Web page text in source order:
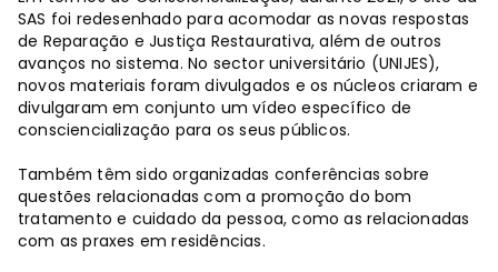
SAS foi redesenhado para acomodar as novas respostas
de Reparação e Justiça Restaurativa, além de outros
avanços no sistema. No sector universitário (UNIJES),
novos materiais foram divulgados e os núcleos criaram e
divulgaram em conjunto um vídeo específico de
consciencialização para os seus públicos.
Também têm sido organizadas conferências sobre
questões relacionadas com a promoção do bom
tratamento e cuidado da pessoa, como as relacionadas
com as praxes em residências.